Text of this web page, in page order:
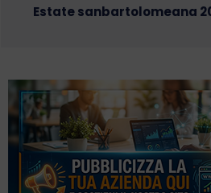
Estate sanbartolomeana